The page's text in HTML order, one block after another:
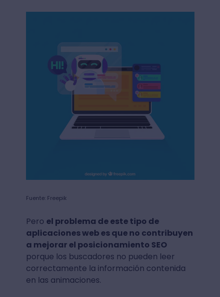
Fuente: Freepik
Pero el problema de este tipo de
aplicaciones web es que no contribuyen
a mejorar el posicionamiento SEO
porque los buscadores no pueden leer
correctamente la información contenida
en las animaciones.